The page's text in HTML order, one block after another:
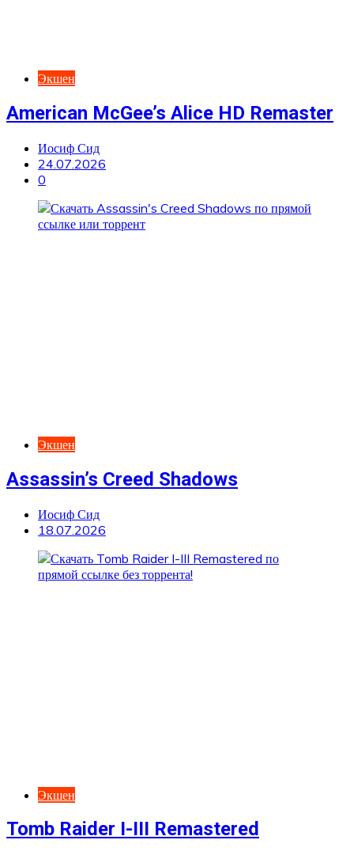
Экшен
American McGee’s Alice HD Remaster
Иосиф Сид
24.07.2026
0
Экшен
Assassin’s Creed Shadows
Иосиф Сид
18.07.2026
Экшен
Tomb Raider I-III Remastered